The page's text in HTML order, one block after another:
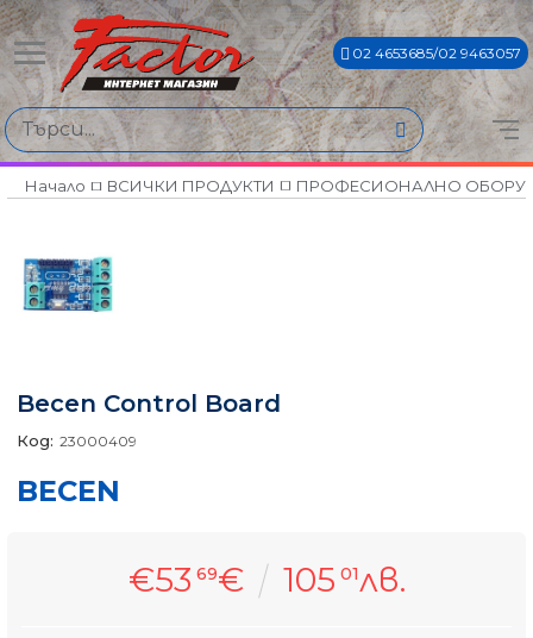
02 4653685/02 9463057
Начало ВСИЧКИ ПРОДУКТИ ПРОФЕСИОНАЛНО
Becen Control Board
Код: 23000409
BECEN
€53 69€ 105 01лв.